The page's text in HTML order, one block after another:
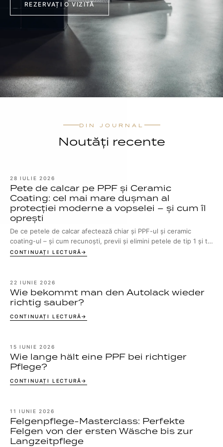
REZERVAȚI O VIZITĂ
DIN JOURNAL
Noutăți recente
28 IULIE 2026
Pete de calcar pe PPF și Ceramic
Coating: cel mai mare dușman al
protecției moderne a vopselei – și cum îl
oprești
De ce petele de calcar afectează chiar și PPF-ul și ceramic
coating-ul – și cum recunoști, previi și elimini petele de tip 1 și tip
2.
CONTINUAȚI LECTURĂ
22 IUNIE 2026
Wie bekommt man den Autolack wieder
richtig sauber?
CONTINUAȚI LECTURĂ
15 IUNIE 2026
Wie lange hält eine PPF bei richtiger
Pflege?
CONTINUAȚI LECTURĂ
11 IUNIE 2026
Felgenpflege-Masterclass: Perfekte
Felgen von der ersten Wäsche bis zur
Langzeitpflege